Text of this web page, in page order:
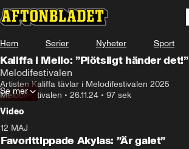
Hem Serier Nyheter Sport
Kaliffa i Mello: ”Plötsligt händer det!”
Melodifestivalen
Artisten Kaliffa tävlar i Melodifestivalen 2025
Melodifestivalen • 26.11.24 • 97 sek
Se mer
Video
12 MAJ
Favorittippade Akylas: ”Är galet”